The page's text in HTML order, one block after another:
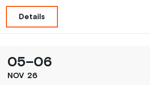
Details
05–06
NOV 26